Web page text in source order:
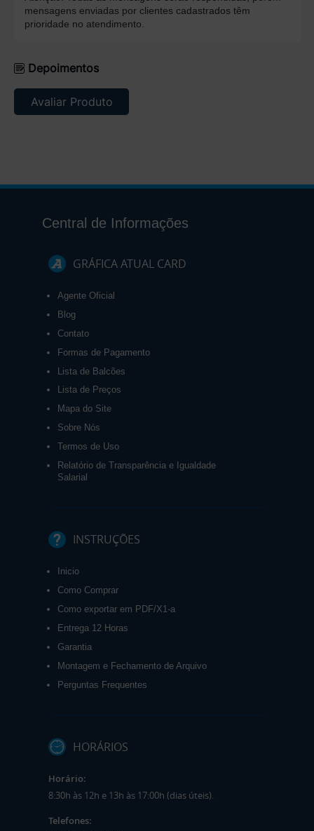
mensagens enviadas por clientes cadastrados têm
prioridade no atendimento.
Depoimentos
Avaliar Produto
Central de Informações
GRÁFICA ATUAL CARD
Agente Oficial
Blog
Contato
Formas de Pagamento
Lista de Balcões
Lista de Preços
Mapa do Site
Sobre Nós
Termos de Uso
Relatório de Transparência e Igualdade
Salarial
INSTRUÇÕES
Inicio
Como Comprar
Como exportar em PDF/X1-a
Entrega 12 Horas
Garantia
Montagem e Fechamento de Arquivo
Perguntas Frequentes
HORÁRIOS
Horário:
8:30h às 12h e 13h às 17:00h (dias úteis).
Telefones: